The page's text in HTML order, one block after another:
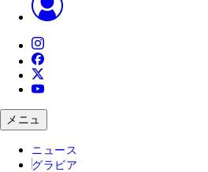
メニュ
ニュース
グラビア